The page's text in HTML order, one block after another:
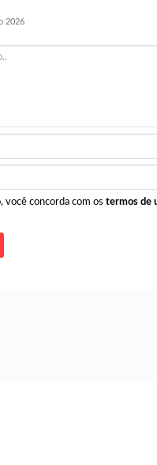
2026
você concorda com os termos de